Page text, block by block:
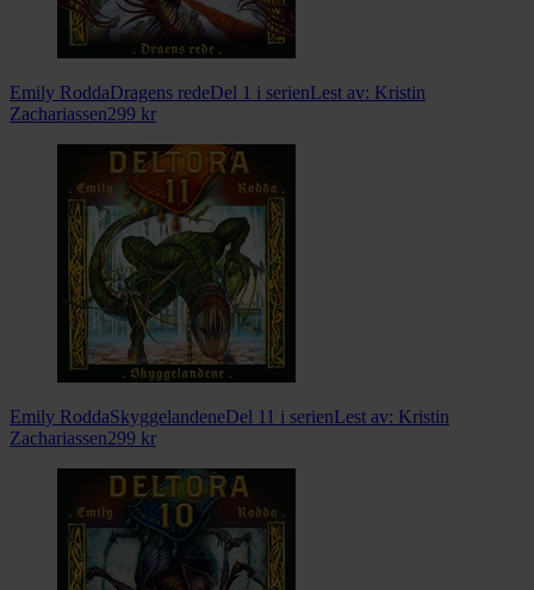
Emily RoddaDragens redeDel 1 i serienLest av: Kristin
Zachariassen299 kr
Emily RoddaSkyggelandeneDel 11 i serienLest av: Kristin
Zachariassen299 kr